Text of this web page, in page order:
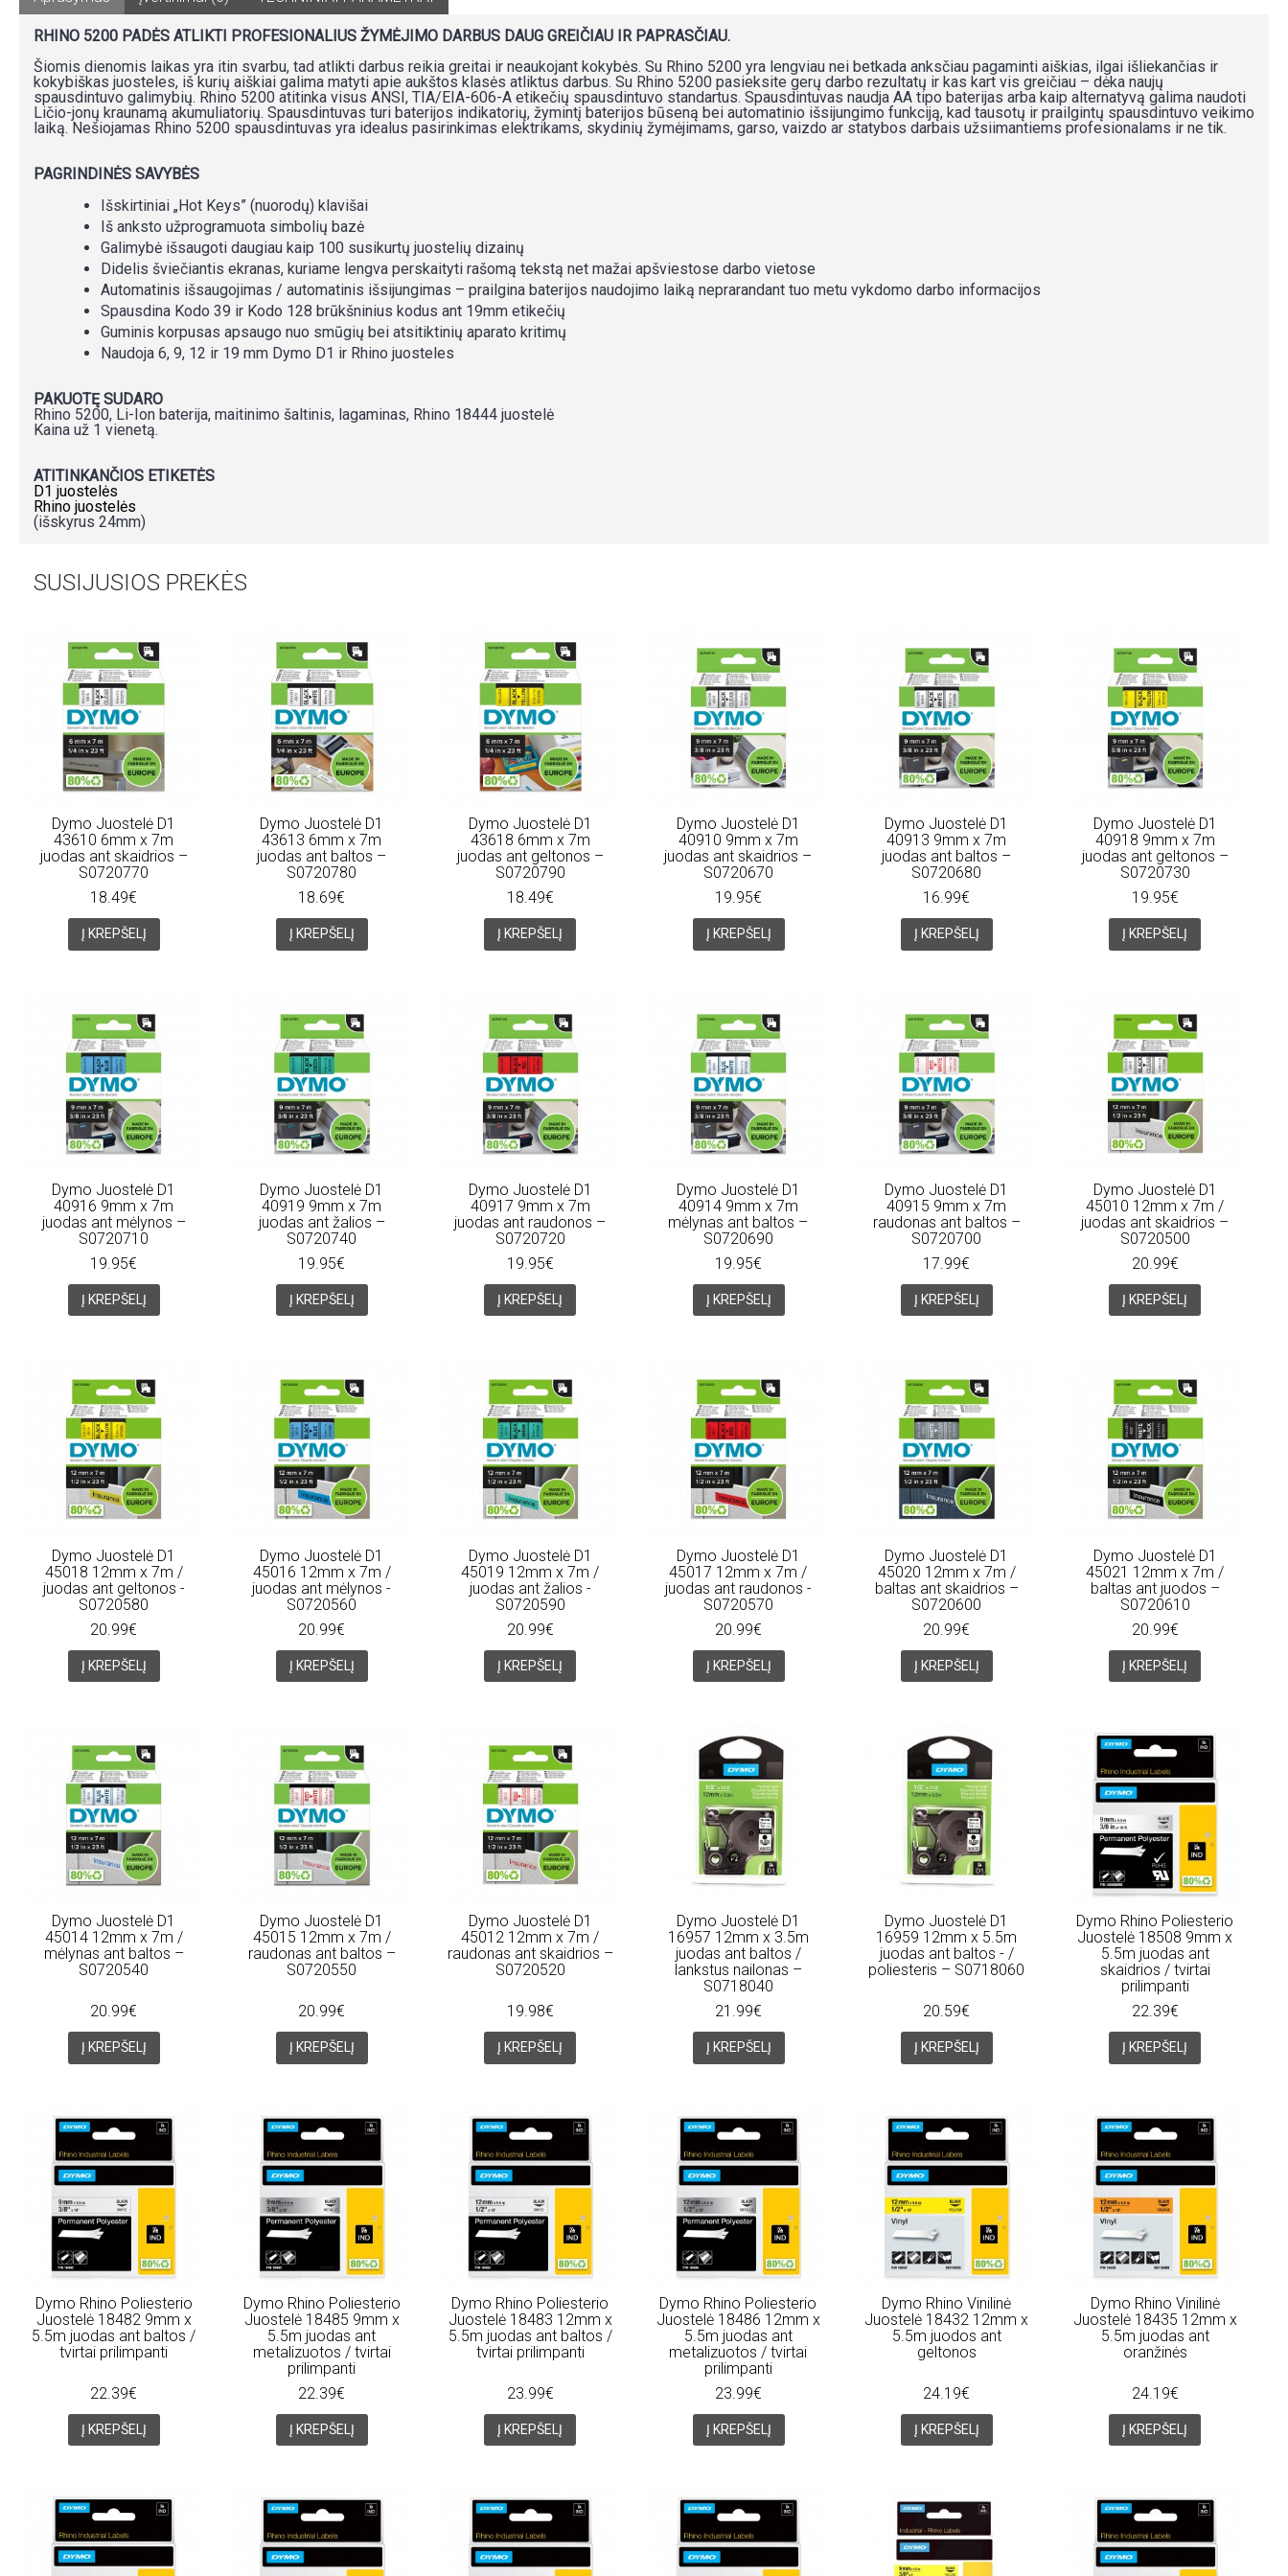
RHINO 5200 PADĖS ATLIKTI PROFESIONALIUS ŽYMĖJIMO DARBUS DAUG GREIČIAU IR PAPRASČIAU.
Šiomis dienomis laikas yra itin svarbu, tad atlikti darbus reikia greitai ir neaukojant kokybės. Su Rhino 5200 yra lengviau nei betkada anksčiau pagaminti aiškias, ilgai išliekančias ir
kokybiškas juosteles, iš kurių aiškiai galima matyti apie aukštos klasės atliktus darbus. Su Rhino 5200 pasieksite gerų darbo rezultatų ir kas kart vis greičiau – dėka naujų
spausdintuvo galimybių. Rhino 5200 atitinka visus ANSI, TIA/EIA-606-A etikečių spausdintuvo standartus. Spausdintuvas naudja AA tipo baterijas arba kaip alternatyvą galima naudoti
Ličio-jonų kraunamą akumuliatorių. Spausdintuvas turi baterijos indikatorių, žymintį baterijos būseną bei automatinio išsijungimo funkciją, kad tausotų ir prailgintų spausdintuvo veikimo
laiką. Nešiojamas Rhino 5200 spausdintuvas yra idealus pasirinkimas elektrikams, skydinių žymėjimams, garso, vaizdo ar statybos darbais užsiimantiems profesionalams ir ne tik.
PAGRINDINĖS SAVYBĖS
Išskirtiniai „Hot Keys” (nuorodų) klavišai
Iš anksto užprogramuota simbolių bazė
Galimybė išsaugoti daugiau kaip 100 susikurtų juostelių dizainų
Didelis šviečiantis ekranas, kuriame lengva perskaityti rašomą tekstą net mažai apšviestose darbo vietose
Automatinis išsaugojimas / automatinis išsijungimas – prailgina baterijos naudojimo laiką neprarandant tuo metu vykdomo darbo informacijos
Spausdina Kodo 39 ir Kodo 128 brūkšninius kodus ant 19mm etikečių
Guminis korpusas apsaugo nuo smūgių bei atsitiktinių aparato kritimų
Naudoja 6, 9, 12 ir 19 mm Dymo D1 ir Rhino juosteles
PAKUOTĘ SUDARO
Rhino 5200, Li-Ion baterija, maitinimo šaltinis, lagaminas, Rhino 18444 juostelė
Kaina už 1 vienetą.
ATITINKANČIOS ETIKETĖS
D1 juostelės
Rhino juostelės
(išskyrus 24mm)
SUSIJUSIOS PREKĖS
Dymo Juostelė D1
43610 6mm x 7m
juodas ant skaidrios –
S0720770
18.49€
Į KREPŠELĮ
Dymo Juostelė D1
43613 6mm x 7m
juodas ant baltos –
S0720780
18.69€
Į KREPŠELĮ
Dymo Juostelė D1
43618 6mm x 7m
juodas ant geltonos –
S0720790
18.49€
Į KREPŠELĮ
Dymo Juostelė D1
40910 9mm x 7m
juodas ant skaidrios –
S0720670
19.95€
Į KREPŠELĮ
Dymo Juostelė D1
40913 9mm x 7m
juodas ant baltos –
S0720680
16.99€
Į KREPŠELĮ
Dymo Juostelė D1
40918 9mm x 7m
juodas ant geltonos –
S0720730
19.95€
Į KREPŠELĮ
Dymo Juostelė D1
40916 9mm x 7m
juodas ant mėlynos –
S0720710
19.95€
Į KREPŠELĮ
Dymo Juostelė D1
40919 9mm x 7m
juodas ant žalios –
S0720740
19.95€
Į KREPŠELĮ
Dymo Juostelė D1
40917 9mm x 7m
juodas ant raudonos –
S0720720
19.95€
Į KREPŠELĮ
Dymo Juostelė D1
40914 9mm x 7m
mėlynas ant baltos –
S0720690
19.95€
Į KREPŠELĮ
Dymo Juostelė D1
40915 9mm x 7m
raudonas ant baltos –
S0720700
17.99€
Į KREPŠELĮ
Dymo Juostelė D1
45010 12mm x 7m /
juodas ant skaidrios –
S0720500
20.99€
Į KREPŠELĮ
Dymo Juostelė D1
45018 12mm x 7m /
juodas ant geltonos -
S0720580
20.99€
Į KREPŠELĮ
Dymo Juostelė D1
45016 12mm x 7m /
juodas ant mėlynos -
S0720560
20.99€
Į KREPŠELĮ
Dymo Juostelė D1
45019 12mm x 7m /
juodas ant žalios -
S0720590
20.99€
Į KREPŠELĮ
Dymo Juostelė D1
45017 12mm x 7m /
juodas ant raudonos -
S0720570
20.99€
Į KREPŠELĮ
Dymo Juostelė D1
45020 12mm x 7m /
baltas ant skaidrios –
S0720600
20.99€
Į KREPŠELĮ
Dymo Juostelė D1
45021 12mm x 7m /
baltas ant juodos –
S0720610
20.99€
Į KREPŠELĮ
Dymo Juostelė D1
45014 12mm x 7m /
mėlynas ant baltos –
S0720540
20.99€
Į KREPŠELĮ
Dymo Juostelė D1
45015 12mm x 7m /
raudonas ant baltos –
S0720550
20.99€
Į KREPŠELĮ
Dymo Juostelė D1
45012 12mm x 7m /
raudonas ant skaidrios –
S0720520
19.98€
Į KREPŠELĮ
Dymo Juostelė D1
16957 12mm x 3.5m
juodas ant baltos /
lankstus nailonas –
S0718040
21.99€
Į KREPŠELĮ
Dymo Juostelė D1
16959 12mm x 5.5m
juodas ant baltos - /
poliesteris – S0718060
20.59€
Į KREPŠELĮ
Dymo Rhino Poliesterio
Juostelė 18508 9mm x
5.5m juodas ant
skaidrios / tvirtai
prilimpanti
22.39€
Į KREPŠELĮ
Dymo Rhino Poliesterio
Juostelė 18482 9mm x
5.5m juodas ant baltos /
tvirtai prilimpanti
22.39€
Į KREPŠELĮ
Dymo Rhino Poliesterio
Juostelė 18485 9mm x
5.5m juodas ant
metalizuotos / tvirtai
prilimpanti
22.39€
Į KREPŠELĮ
Dymo Rhino Poliesterio
Juostelė 18483 12mm x
5.5m juodas ant baltos /
tvirtai prilimpanti
23.99€
Į KREPŠELĮ
Dymo Rhino Poliesterio
Juostelė 18486 12mm x
5.5m juodas ant
metalizuotos / tvirtai
prilimpanti
23.99€
Į KREPŠELĮ
Dymo Rhino Vinilinė
Juostelė 18432 12mm x
5.5m juodos ant
geltonos
24.19€
Į KREPŠELĮ
Dymo Rhino Vinilinė
Juostelė 18435 12mm x
5.5m juodas ant
oranžinės
24.19€
Į KREPŠELĮ